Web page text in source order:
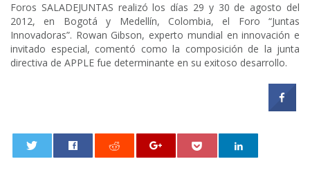
Foros SALADEJUNTAS realizó los días 29 y 30 de agosto del
2012, en Bogotá y Medellín, Colombia, el Foro “Juntas
Innovadoras”. Rowan Gibson, experto mundial en innovación e
invitado especial, comentó como la composición de la junta
directiva de APPLE fue determinante en su exitoso desarrollo.